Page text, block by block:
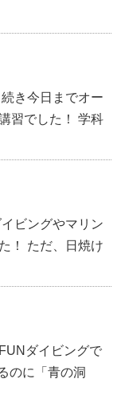
き今日までオー
習でした！ 学科
ビングやマリン
！ ただ、日焼け
ダイビングで
のに「青の洞